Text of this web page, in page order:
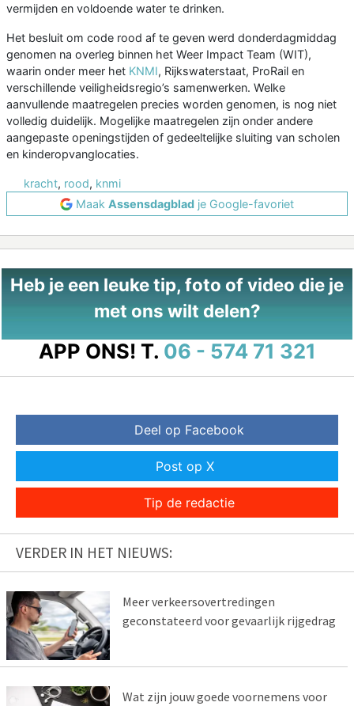
vermijden en voldoende water te drinken.
Het besluit om code rood af te geven werd donderdagmiddag
genomen na overleg binnen het Weer Impact Team (WIT),
waarin onder meer het KNMI, Rijkswaterstaat, ProRail en
verschillende veiligheidsregio’s samenwerken. Welke
aanvullende maatregelen precies worden genomen, is nog niet
volledig duidelijk. Mogelijke maatregelen zijn onder andere
aangepaste openingstijden of gedeeltelijke sluiting van scholen
en kinderopvanglocaties.
kracht, rood, knmi
Maak Assensdagblad je Google-favoriet
Heb je een leuke tip, foto of video die je
met ons wilt delen?
APP ONS! T. 06 - 574 71 321
Deel op Facebook
Post op X
Tip de redactie
VERDER IN HET NIEUWS:
Meer verkeersovertredingen
geconstateerd voor gevaarlijk rijgedrag
Wat zijn jouw goede voornemens voor